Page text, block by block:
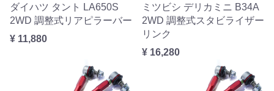
ダイハツ タント LA650S
2WD 調整式リアピラーバー
¥ 11,880
ミツビシ デリカミニ B34A
2WD 調整式スタビライザー
リンク
¥ 16,280